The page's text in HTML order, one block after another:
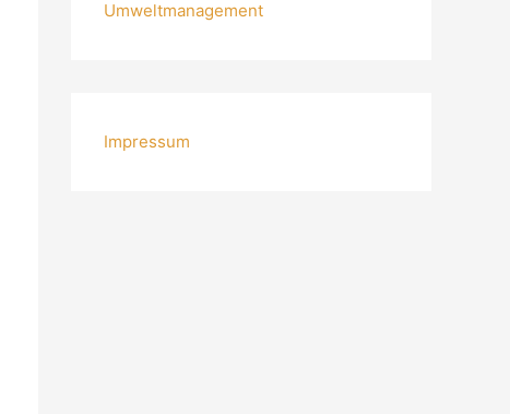
Umweltmanagement
Impressum